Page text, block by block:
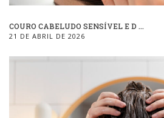
COURO CABELUDO SENSÍVEL E D ...
21 DE ABRIL DE 2026